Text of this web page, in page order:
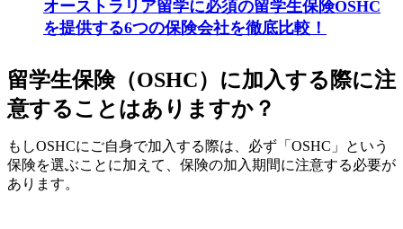
オーストラリア留学に必須の留学生保険OSHC
を提供する6つの保険会社を徹底比較！
留学生保険（OSHC）に加入する際に注
意することはありますか？
もしOSHCにご自身で加入する際は、必ず「OSHC」という
保険を選ぶことに加えて、 保険の加入期間に注意する必要が
あります。